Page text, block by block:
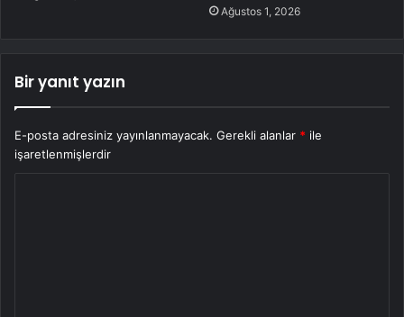
Ağustos 1, 2026
Bir yanıt yazın
E-posta adresiniz yayınlanmayacak. Gerekli alanlar * ile
işaretlenmişlerdir